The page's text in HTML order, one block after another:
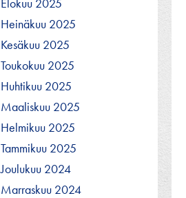
Heinäkuu 2025
Kesäkuu 2025
Toukokuu 2025
Huhtikuu 2025
Maaliskuu 2025
Helmikuu 2025
Tammikuu 2025
Joulukuu 2024
Marraskuu 2024